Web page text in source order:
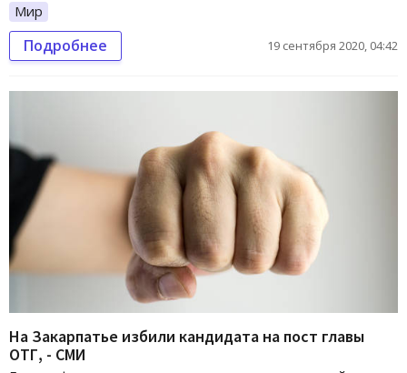
Мир
Подробнее 19 сентября 2020, 04:42
На Закарпатье избили кандидата на пост главы
ОТГ, - СМИ